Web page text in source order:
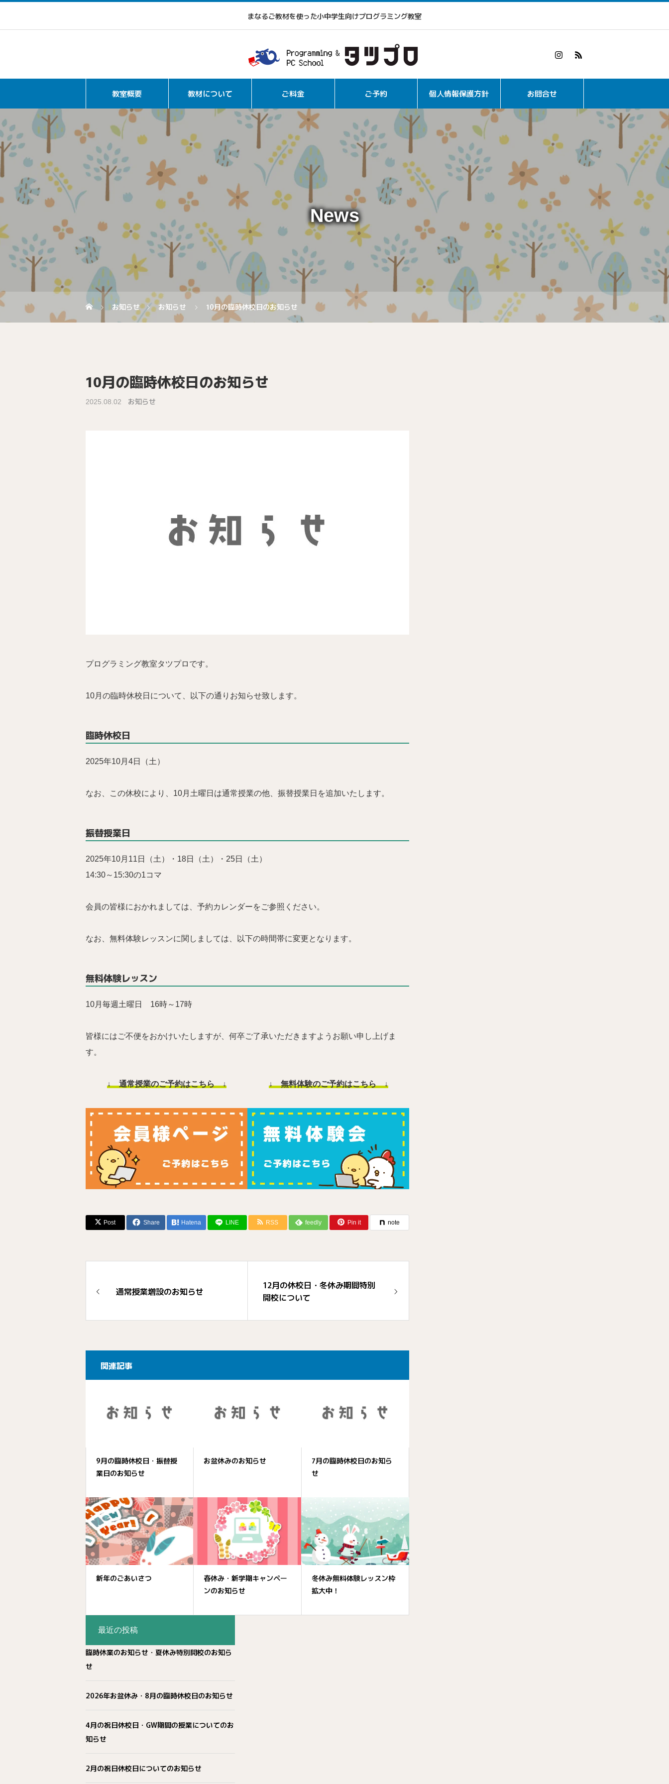
まなるご教材を使った小中学生向けプログラミング教室
教室概要 教材について ご料金 ご予約 個人情報保護方針 お問合せ
News
お知らせ お知らせ 10月の臨時休校日のお知らせ
10月の臨時休校日のお知らせ
2025.08.02 お知らせ
プログラミング教室タツプロです。
10月の臨時休校日について、以下の通りお知らせ致します。
臨時休校日
2025年10月4日（土）
なお、この休校により、10月土曜日は通常授業の他、振替授業日を追加いたします。
振替授業日
2025年10月11日（土）・18日（土）・25日（土）
14:30～15:30の1コマ
会員の皆様におかれましては、予約カレンダーをご参照ください。
なお、無料体験レッスンに関しましては、以下の時間帯に変更となります。
無料体験レッスン
10月毎週土曜日 16時～17時
皆様にはご不便をおかけいたしますが、何卒ご了承いただきますようお願い申し上げま
す。
↓ 通常授業のご予約はこちら ↓ ↓ 無料体験のご予約はこちら ↓
Post Share Hatena LINE RSS feedly Pin it note
通常授業増設のお知らせ
12月の休校日・冬休み期間特別
開校について
関連記事
9月の臨時休校日・振替授
業日のお知らせ
お盆休みのお知らせ
7月の臨時休校日のお知ら
せ
新年のごあいさつ
春休み・新学期キャンペー
ンのお知らせ
冬休み無料体験レッスン枠
拡大中！
最近の投稿
臨時休業のお知らせ・夏休み特別開校のお知ら
せ
2026年お盆休み・8月の臨時休校日のお知らせ
4月の祝日休校日・GW期間の授業についてのお
知らせ
2月の祝日休校日についてのお知らせ